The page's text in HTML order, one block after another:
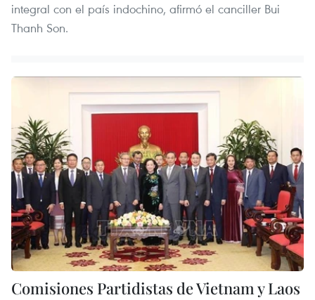
integral con el país indochino, afirmó el canciller Bui
Thanh Son.
Comisiones Partidistas de Vietnam y Laos